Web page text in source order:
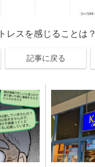
レスを感じることは？
記事に戻る